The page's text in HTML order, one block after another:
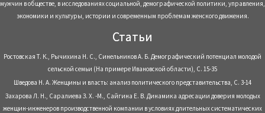
мужчин в обществе, в исследованиях социальной, демографической политики, управления,
экономики и культуры, истории и современным проблемам женского движения.
Статьи
Ростовская Т. К., Рычихина Н. С., Синельников А. Б. Демографический потенциал молодой
сельской семьи (На примере Ивановской области), С. 15-35
Шведова Н. А. Женщины и власть: анализ политического представительства, С. 3-14
Захарова Л. Н., Саралиева З. Х. -М., Сайгина Е. В. Динамика адресации доверия молодых
женщин-инженеров производственной компании в условиях длительных систематических